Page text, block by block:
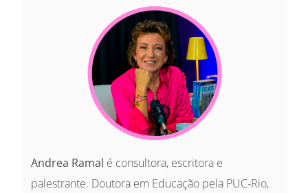
Andrea Ramal é consultora, escritora e
palestrante. Doutora em Educação pela PUC-Rio,